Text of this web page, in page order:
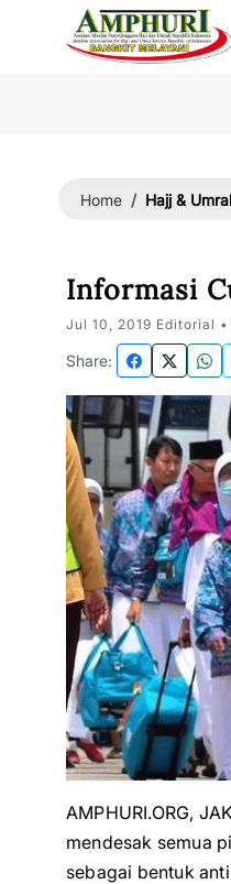
Home Hajj &
Informasi
Jul 10, 2019 Editorial •
Share:
AMPHURI.ORG,
mendesak semua
sebagai bentuk